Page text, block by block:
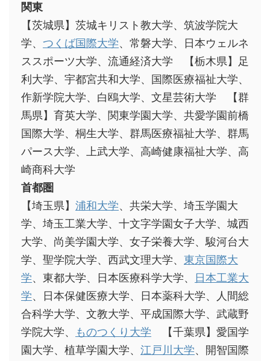
関東
【茨城県】茨城キリスト教大学、筑波学院大
学、 つくば国際大学、常磐大学、日本ウェルネ
ススポーツ大学、流通経済大学 【栃木県】足
利大学、宇都宮共和大学、国際医療福祉大学、
作新学院大学、白鴎大学、文星芸術大学 【群
馬県】育英大学、関東学園大学、共愛学園前橋
国際大学、桐生大学、群馬医療福祉大学、群馬
パース大学、上武大学、高崎健康福祉大学、高
崎商科大学
首都圏
【埼玉県】 浦和大学、共栄大学、埼玉学園大
学、埼玉工業大学、十文字学園女子大学、城西
大学、尚美学園大学、女子栄養大学、駿河台大
学、聖学院大学、西武文理大学、 東京国際大
学、東都大学、日本医療科学大学、
日本工業大
学、日本保健医療大学、日本薬科大学、人間総
合科学大学、文教大学、平成国際大学、武蔵野
学院大学、
ものつくり大学 【千葉県】愛国学
園大学、植草学園大学、 江戸川大学、開智国際